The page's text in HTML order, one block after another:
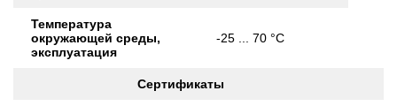
Температура
окружающей среды,
эксплуатация
-25 ... 70 °C
Сертификаты